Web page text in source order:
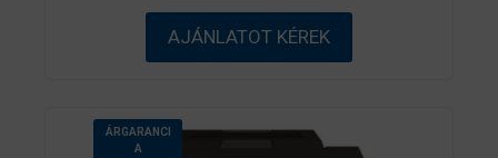
-
ő
AJÁNLATOT KÉREK
ÁRGARANCI
A